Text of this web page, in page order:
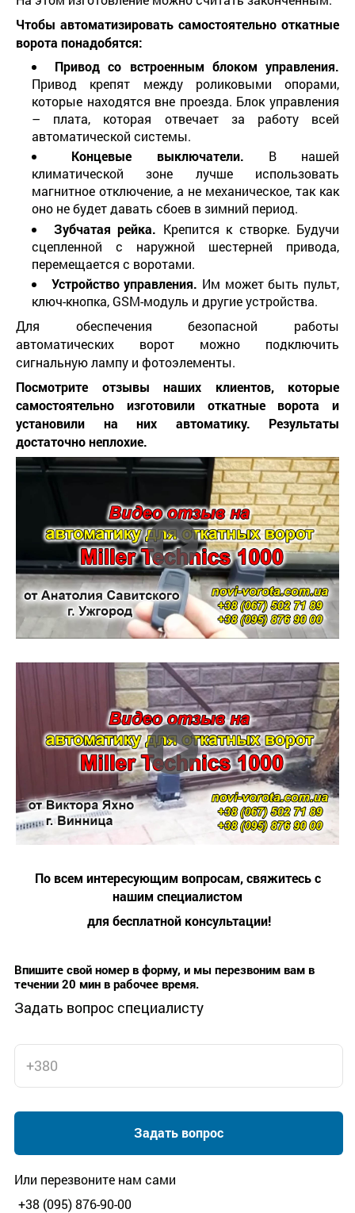
Чтобы автоматизировать самостоятельно откатные
ворота понадобятся:
Привод со встроенным блоком управления.
Привод крепят между роликовыми опорами,
которые находятся вне проезда. Блок управления
– плата, которая отвечает за работу всей
автоматической системы.
Концевые выключатели. В нашей
климатической зоне лучше использовать
магнитное отключение, а не механическое, так как
оно не будет давать сбоев в зимний период.
Зубчатая рейка. Крепится к створке. Будучи
сцепленной с наружной шестерней привода,
перемещается с воротами.
Устройство управления. Им может быть пульт,
ключ-кнопка, GSM-модуль и другие устройства.
Для обеспечения безопасной работы
автоматических ворот можно подключить
сигнальную лампу и фотоэлементы.
Посмотрите отзывы наших клиентов, которые
самостоятельно изготовили откатные ворота и
установили на них автоматику. Результаты
достаточно неплохие.
По всем интересующим вопросам, свяжитесь с
нашим специалистом
для бесплатной консультации!
Впишите свой номер в форму, и мы перезвоним вам в
течении 20 мин в рабочее время.
Задать вопрос специалисту
Или перезвоните нам сами
+38 (095) 876-90-00
Задать вопрос